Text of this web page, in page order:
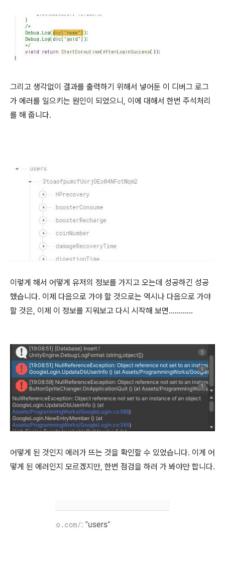
그리고 생각없이 결과를 출력하기 위해서 넣어둔 이 디버그 로그
가 에러를 일으키는 원인이 되었으니, 이에 대해서 한번 주석처리
를 해 줍니다.
이렇게 해서 어떻게 유저의 정보를 가지고 오는데 성공하긴 성공
했습니다. 이제 다음으로 가야 할 것으로는 역시나 다음으로 가야
할 것은, 이제 이 정보를 지워보고 다시 시작해 보면............
어떻게 된 것인지 에러가 뜨는 것을 확인할 수 있었습니다. 이게 어
떻게 된 에러인지 모르겠지만, 한번 점검을 하러 가 봐야만 합니다.